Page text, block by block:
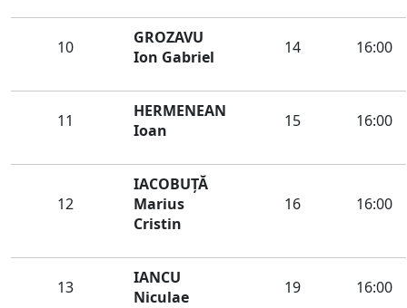
10
GROZAVU
Ion Gabriel
14 16:00
11
HERMENEAN
Ioan
15 16:00
12
IACOBUȚĂ
Marius
Cristin
16 16:00
13
IANCU
Niculae
19 16:00